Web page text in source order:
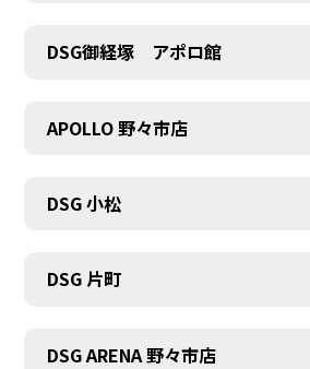
COMPANY
DSG御経塚 アポロ館
APOLLO 野々市店
DSG 小松
DSG 片町
DSG ARENA 野々市店